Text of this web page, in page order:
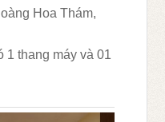
Hoa Thám,
1 thang máy và 01